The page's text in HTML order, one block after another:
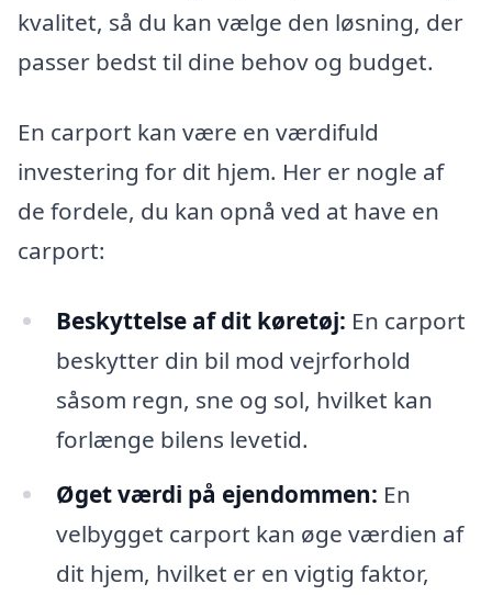
kvalitet, så du kan vælge den løsning, der
passer bedst til dine behov og budget.
En carport kan være en værdifuld
investering for dit hjem. Her er nogle af
de fordele, du kan opnå ved at have en
carport:
Beskyttelse af dit køretøj: En carport
beskytter din bil mod vejrforhold
såsom regn, sne og sol, hvilket kan
forlænge bilens levetid.
Øget værdi på ejendommen: En
velbygget carport kan øge værdien af
dit hjem, hvilket er en vigtig faktor,